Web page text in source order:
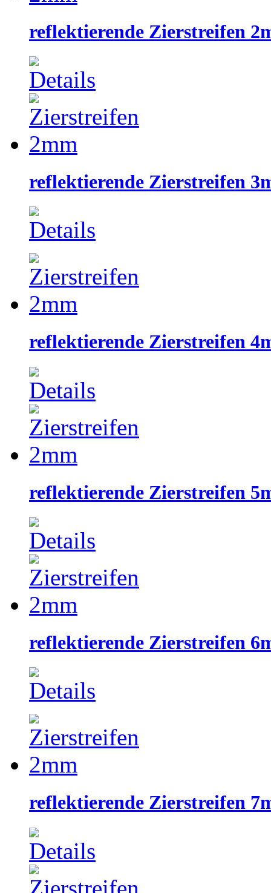
reflektierende Zierstreifen
reflektierende Zierstreifen
reflektierende Zierstreifen
reflektierende Zierstreifen
reflektierende Zierstreifen
reflektierende Zierstreifen